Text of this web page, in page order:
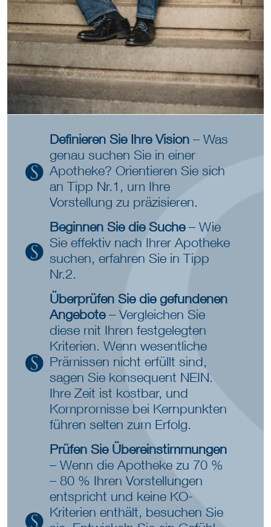
Definieren Sie Ihre Vision – Was
genau suchen Sie in einer
Apotheke? Orientieren Sie sich
an Tipp Nr.1, um Ihre
Vorstellung zu präzisieren.
Beginnen Sie die Suche– Wie
Sie effektiv nach Ihrer Apotheke
suchen, erfahren Sie in Tipp
Nr.2.
Überprüfen Sie die gefundenen
Angebote– Vergleichen Sie
diese mit Ihren festgelegten
Kriterien. Wenn wesentliche
Prämissen nicht erfüllt sind,
sagen Sie konsequent NEIN.
Ihre Zeit ist kostbar, und
Kompromisse bei Kernpunkten
führen selten zum Erfolg.
Prüfen Sie Übereinstimmungen
– Wenn die Apotheke zu 70 %
– 80 % Ihren Vorstellungen
entspricht und keine KO-
Kriterien enthält, besuchen Sie